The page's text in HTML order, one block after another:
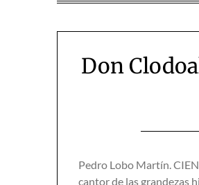
Don
Pedro Lobo Martín.
cantor de las grandezas